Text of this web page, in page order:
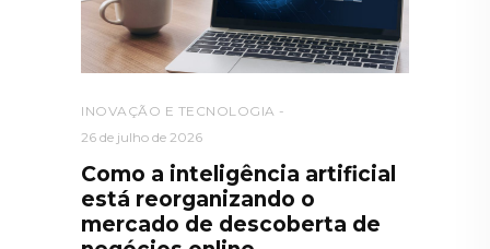
INOVAÇÃO E TECNOLOGIA
26 de julho de 2026
Como a inteligência artificial
está reorganizando o
mercado de descoberta de